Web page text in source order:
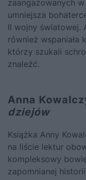
zaangażowanych
umniejsza
II wojny światowej.
również wspaniała
którzy szukali
znaleźć.
Anna
dziejów
Książka Anny
na liście lektur
kompleksowy
zapomnianej